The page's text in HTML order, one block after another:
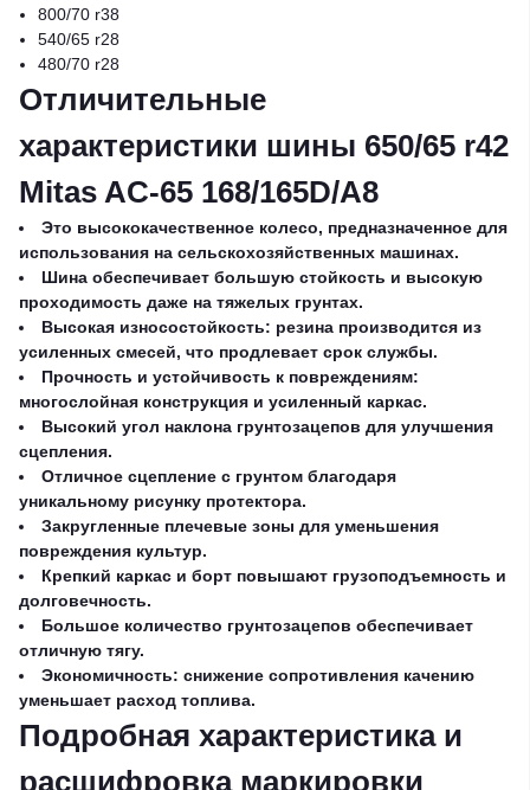
800/70 r38
540/65 r28
480/70 r28
Отличительные
характеристики шины 650/65 r42
Mitas AC-65 168/165D/A8
Это высококачественное колесо, предназначенное для
использования на сельскохозяйственных машинах.
Шина обеспечивает большую стойкость и высокую
проходимость даже на тяжелых грунтах.
Высокая износостойкость: резина производится из
усиленных смесей, что продлевает срок службы.
Прочность и устойчивость к повреждениям:
многослойная конструкция и усиленный каркас.
Высокий угол наклона грунтозацепов для улучшения
сцепления.
Отличное сцепление с грунтом благодаря
уникальному рисунку протектора.
Закругленные плечевые зоны для уменьшения
повреждения культур.
Крепкий каркас и борт повышают грузоподъемность и
долговечность.
Большое количество грунтозацепов обеспечивает
отличную тягу.
Экономичность: снижение сопротивления качению
уменьшает расход топлива.
Подробная характеристика и
расшифровка маркировки